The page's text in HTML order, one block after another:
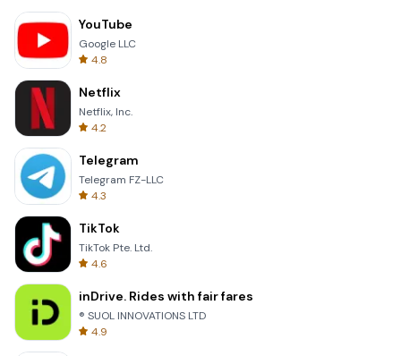
YouTube
Google LLC
4.8
Netflix
Netflix, Inc.
4.2
Telegram
Telegram FZ-LLC
4.3
TikTok
TikTok Pte. Ltd.
4.6
inDrive. Rides with fair fares
® SUOL INNOVATIONS LTD
4.9